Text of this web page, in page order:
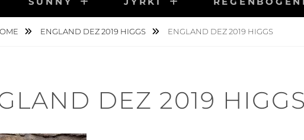
ENGLAND DEZ 2019 HIGGS ENGLAND DEZ 2019 HIGGS
DEZ 2019 HIGGS